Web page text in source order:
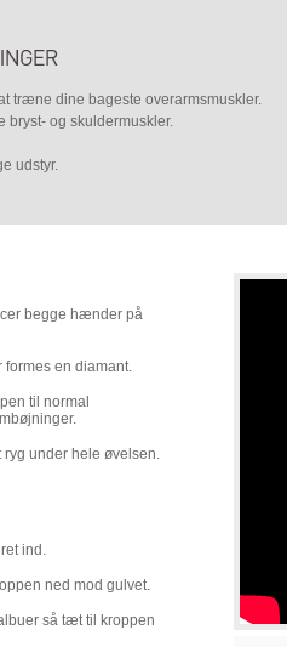
træne dine bageste overarmsmuskler.
bryst- og skuldermuskler.
udstyr.
begge hænder på
en diamant.
til normal
ryg under hele øvelsen.
ind.
ned mod gulvet.
så tæt til kroppen